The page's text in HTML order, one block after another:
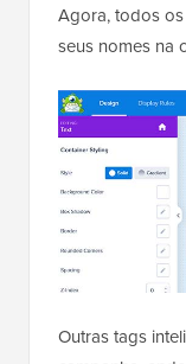
Agora, todos
seus nomes na
Outras tags